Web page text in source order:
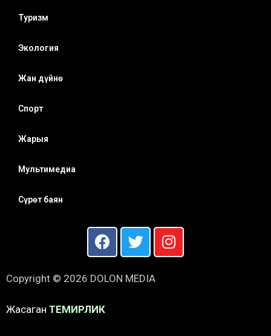
Туризм
Экология
Жан дүйнө
Спорт
Жарыя
Мультимедиа
Сүрөт баян
Copyright © 2026 DOLON MEDIA
Жасаган ТЕМИРЛИК